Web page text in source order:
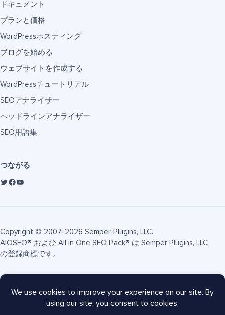
ドキュメント
プランと価格
WordPressホスティング
ブログを始める
ウェブサイトを作成する
WordPressチュートリアル
SEOアナライザー
ヘッドラインアナライザー
SEO用語集
つながる
Copyright © 2007-2026 Semper Plugins, LLC.
AIOSEO® および All in One SEO Pack® は Semper Plugins, LLC
の登録商標です。
利用規約
AIOSEOクーポン